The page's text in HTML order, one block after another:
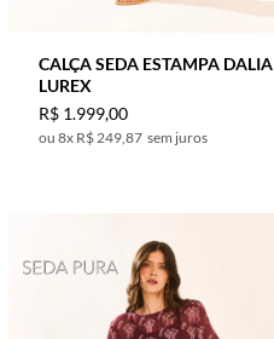
CALÇA SEDA ESTAMPA DALIA
LUREX
R$ 1.999,00
8x R$ 249,87 sem juros